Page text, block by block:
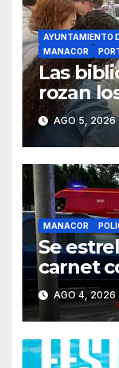
AYUNTAMIENTO
MANACOR
Las
rozan
AGO 5, 2026
MANACOR
Se
carnet
ronda
lo
AGO 4, 2026